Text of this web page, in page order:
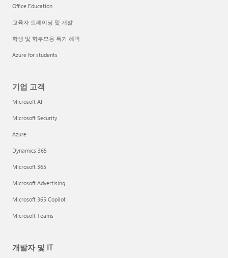
Office Education
교육자 트레이닝 및 개발
학생 및 학부모용 특가 혜택
Azure for students
기업 고객
Microsoft AI
Microsoft Security
Azure
Dynamics 365
Microsoft 365
Microsoft Advertising
Microsoft 365 Copilot
Microsoft Teams
개발자 및 IT